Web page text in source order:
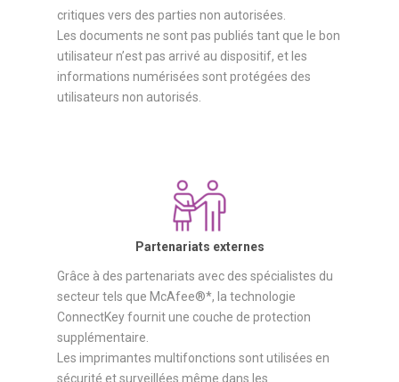
critiques vers des parties non autorisées.
Les documents ne sont pas publiés tant que le bon
utilisateur n’est pas arrivé au dispositif, et les
informations numérisées sont protégées des
utilisateurs non autorisés.
Partenariats externes
Grâce à des partenariats avec des spécialistes du
secteur tels que McAfee®*, la technologie
ConnectKey fournit une couche de protection
supplémentaire.
Les imprimantes multifonctions sont utilisées en
sécurité et surveillées même dans les